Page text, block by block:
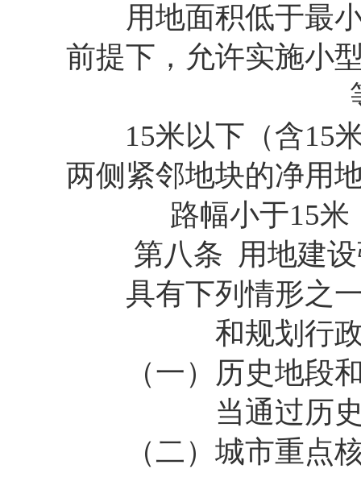
用地面积低于最小
前提下，允许实施小
15米以下（含15米
两侧紧邻地块的净用
路幅小于15
第八条 用地建设
具有下列情形之一
和规划行
（一）历史地段和
当通过历
（二）城市重点核